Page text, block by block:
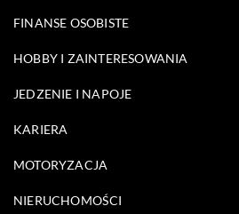
FINANSE OSOBISTE
HOBBY I ZAINTERESOWANIA
JEDZENIE I NAPOJE
KARIERA
MOTORYZACJA
NIERUCHOMOŚCI